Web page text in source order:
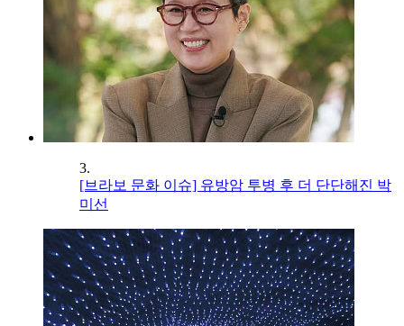
3.
[브라보 문화 이슈] 유방암 투병 후 더 단단해진 박
미선